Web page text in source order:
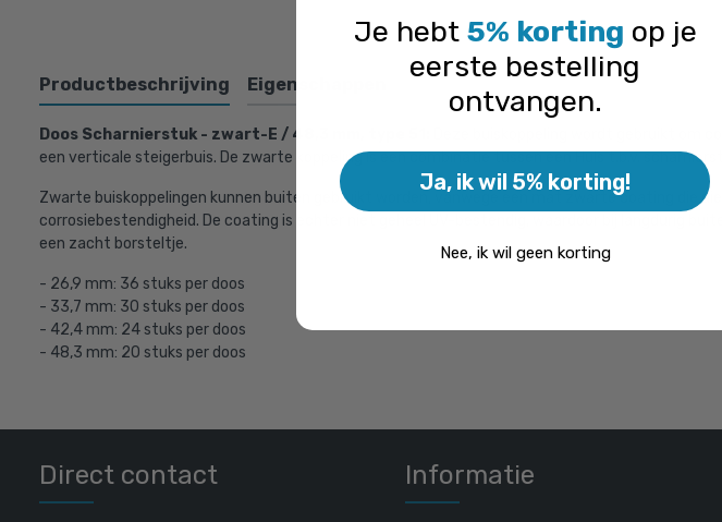
Productbeschrijving Eigenschappen
Doos Scharnierstuk - zwart-E / 48,3 mm, type 51:
Deze buiskoppeling wordt gebruikt om
een verticale steigerbuis. De zwarte koppeling is een combinatie tussen een Huls t.b.v.
Zwarte buiskoppelingen kunnen buiten gebruikt worden, vanwege een mat zwarte coating die
corrosiebestendigheid. De coating is echter niet geheel UV-bestendig, waardoor bij langdurig
een zacht borsteltje.
- 26,9 mm: 36 stuks per doos
- 33,7 mm: 30 stuks per doos
- 42,4 mm: 24 stuks per doos
- 48,3 mm: 20 stuks per doos
Bovenstaande product
€ 21,72 incl. BTW/ per meter
Direct contact Informatie
Je hebt 5% korting op je
eerste bestelling
ontvangen.
Ja, ik wil 5% korting!
Nee, ik wil geen korting